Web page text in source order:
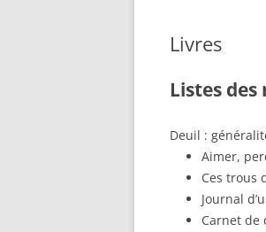
Livres
Listes
Deuil :
Aimer,
Ces trous
Journal
Carnet de